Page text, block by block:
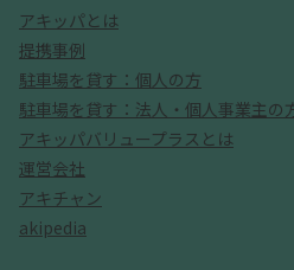
アキッパとは
提携事例
駐車場を貸す：個人の方
駐車場を貸す：法人・個人事業主の
アキッパバリュープラスとは
運営会社
アキチャン
akipedia